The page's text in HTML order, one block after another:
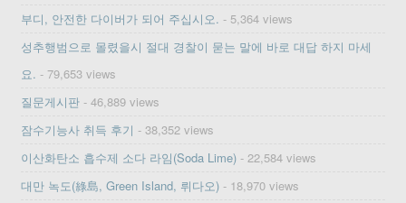
부디, 안전한 다이버가 되어 주십시오. - 5,364 views
성추행범으로 몰렸을시 절대 경찰이 묻는 말에 바로 대답 하지 마세
요. - 79,653 views
질문게시판 - 46,889 views
잠수기능사 취득 후기 - 38,352 views
이산화탄소 흡수제 소다 라임(Soda Lime) - 22,584 views
대만 녹도(綠島, Green Island, 뤼다오) - 18,970 views